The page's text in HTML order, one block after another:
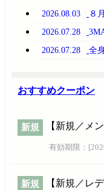
2026.08.03
８月
2026.07.28
2026.07.28
全
おすすめクーポン
新規 【新規／メ
有効期限：[
新規 【新規／レ